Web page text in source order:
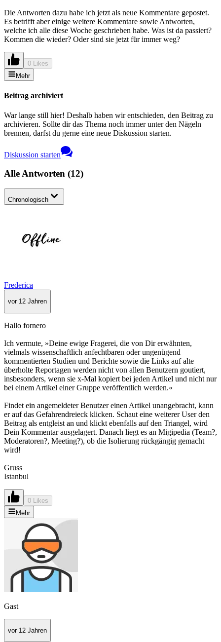
Die Antworten dazu habe ich jetzt als neue Kommentare gepostet.
Es betrifft aber einige weitere Kommentare sowie Antworten,
welche ich alle diese Woche geschrieben habe. Was ist da passiert?
Kommen die wieder? Oder sind sie jetzt für immer weg?
0 Likes
Mehr
Beitrag archiviert
War lange still hier! Deshalb haben wir entschieden, den Beitrag zu
archivieren. Sollte dir das Thema noch immer unter den Nägeln
brennen, darfst du gerne eine neue Diskussion starten.
Diskussion starten
Alle Antworten (12)
Chronologisch
Frederica
vor 12 Jahren
Hallo fornero
Ich vermute, »Deine ewige Fragerei, die von Dir erwähnten,
vielmals wissenschaftlich anfechtbaren oder ungenügend
kommentierten Studien und Berichte sowie die Links auf alte
überholte Reportagen werden nicht von allen Benutzern goutiert,
insbesonders, wenn sie x-Mal kopiert bei jeden Artikel und nicht nur
bei einem Artikel einer Gruppe veröffentlich werden.«
Findet ein angemeldeter Benutzer einen Artikel unangebracht, kann
er auf das Gefahrendreieck klicken. Schaut eine weiterer User den
Beitrag als entgleist an und klickt ebenfalls auf den Triangel, wird
Dein Kommentar ausgelagert. Danach liegt es an Migipedia (Team?,
Moderatoren?, Meeting?), ob die Isolierung rückgängig gemacht
wird!
Gruss
Istanbul
0 Likes
Mehr
Gast
vor 12 Jahren